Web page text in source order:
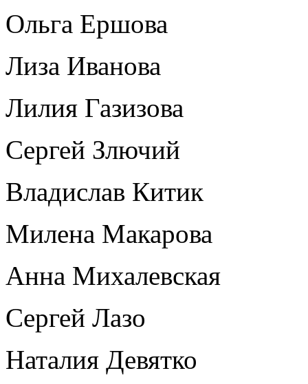
Ольга Ершова
Лиза Иванова
Лилия Газизова
Сергей Злючий
Владислав Китик
Милена Макарова
Анна Михалевская
Сергей Лазо
Наталия Девятко